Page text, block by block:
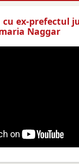
ex-prefectul
Naggar